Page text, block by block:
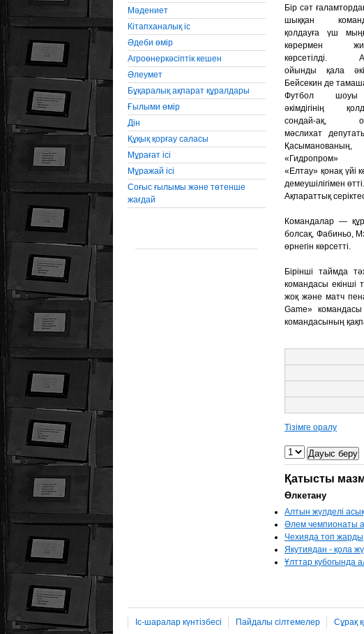
Мәдениет
Кiтапханалық iс
Әдеби өмiр
Агроөнеркәсiптiк кешен
Әлеумет
Бұқаралық ақпарат құралдары
Ғылыми өмір
Дін
Құқық қорғау саласы
Мұрағат ісі
Мұражай ісі
Соғыс ғылымы және төтенше
жағдай
Бір сәт
шыққан
қолдауға үш
көрермен
көрсетілді.
ойынды қала
Бейсекин де
Футбол
әкімдігінің
сондай-ақ,
мәслихат
Қасыманованың,
«Елтау» қонақ үйі
демеушілігімен өтті.
Ақпараттық
Командалар —
болсақ, Фабиньо,
өрнегін көрсетті.
Бірінші таймда
командасы екінші
жоқ және матч
Gаmе»
командасының
Тізімге оралу
Қатысты
Өлкетану
Алтын жүлделі
Әлем чемпионаты
Чехияда топ жарды
Якутиядан - қола
Ұлттар кубогында
Іс-шаралар күнтізбесі Пайдалы сілтемелер Сұрақ